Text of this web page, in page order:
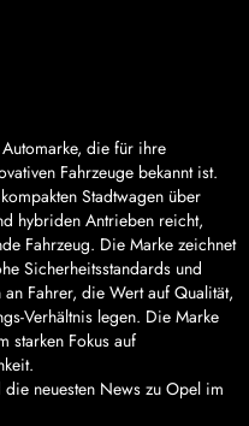
die für ihre
Fahrzeuge bekannt ist.
Stadtwagen über
hybriden Antrieben reicht,
Fahrzeug. Die Marke zeichnet
Sicherheitsstandards und
Fahrer, die Wert auf Qualität,
Verhältnis legen. Die Marke
starken Fokus auf
neuesten News zu Opel im